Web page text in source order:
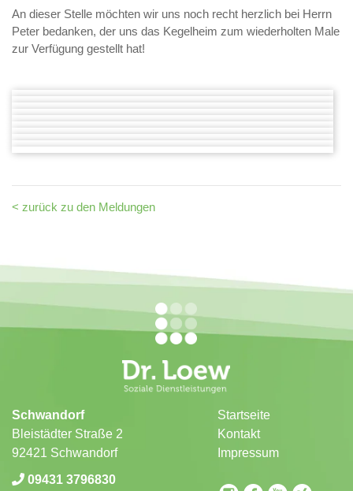
An dieser Stelle möchten wir uns noch recht herzlich bei Herrn
Peter bedanken, der uns das Kegelheim zum wiederholten Male
zur Verfügung gestellt hat!
< zurück zu den Meldungen
Schwandorf
Bleistädter Straße 2
92421 Schwandorf
09431 3796830
Startseite
Kontakt
Impressum